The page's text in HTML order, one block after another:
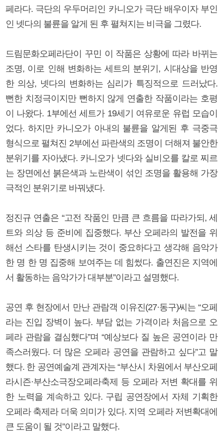
페라다. 극단의 우두머리인 카니오가 극단 배우이자 부인
인 넷다의 불륜을 알게 된 후 펼쳐지는 비극을 그렸다.
드림문화오페라단이 꾸민 이 작품은 상황에 따라 바뀌는
조명, 이로 인해 변화하는 세트의 분위기, 시대상을 반영
한 의상, 넷다의 변화하는 심리가 특징적으로 드러났다.
뻔한 치정극이지만 뻔하지 않게 연출한 작품이라는 호평
이 나왔다. 1부에선 세트가 19세기 여유로운 유럽 모습이
었다. 하지만 카니오가 아내의 불륜을 알게된 후 극중극
형식으로 펼쳐진 2부에선 파란색의 조명이 더해져 불안한
분위기를 자아냈다. 카니오가 넷다와 실비오를 칼로 찌르
는 장면에선 붉은색과 노란색이 섞인 조명을 활용해 가장
극적인 분위기로 바꿔냈다.
정진규 연출은 “고전 작품인 만큼 큰 흐름을 따라가되, 세
트와 의상 등 준비에 집중했다. 부산 오페라의 발전을 위
해선 스타를 탄생시키는 것이 중요하다고 생각해 음악가
한 명 한 명 집중해 보여주는 데 힘썼다. 출연진은 지역에
서 활동하는 음악가가 대부분”이라고 설명했다.
공연 후 현장에서 만난 관람객 이유진(27·동구)씨는 “오페
라는 진입 장벽이 높다. 부담 없는 가격이라 처음으로 오
페라 관람을 결심했다”며 “예상보다 질 높은 공연이라 만
족스러웠다. 더 많은 오페라 공연을 관람하고 싶다”고 말
했다. 한 공연예술계 관계자는 “부산시 차원에서 부산오페
라시즌·부산소극장오페라축제 등 오페라 저변 확대를 위
한 노력을 계속하고 있다. 구립 공연장에서 자체 기획한
오페라 축제라 더욱 의미가 있다. 지역 오페라 저변확대에
큰 도움이 될 것”이라고 말했다.